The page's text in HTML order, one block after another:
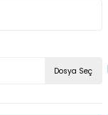
Dosya Seç